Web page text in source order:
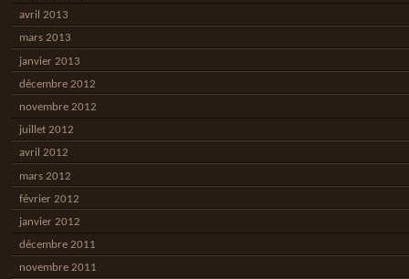
avril 2013
mars 2013
janvier 2013
décembre 2012
novembre 2012
juillet 2012
avril 2012
mars 2012
février 2012
janvier 2012
décembre 2011
novembre 2011